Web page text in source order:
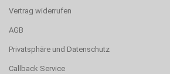
Vertrag widerrufen
AGB
Privatsphäre und Datenschutz
Callback Service